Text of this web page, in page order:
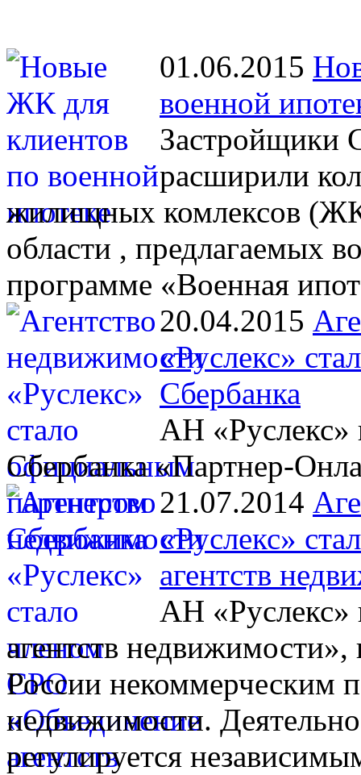
01.06.2015
военной
Застройщики
расширили
жилищных комлексов
области , предлагаемых
программе «Военная
20.04.2015
«Руслекс»
Сбербанка
АН «Руслекс»
Сбербанка «Партнер-
21.07.2014
«Руслекс»
агентств
АН «Руслекс»
агентств недвижимости»,
России некоммерческим
недвижимости.
регулируется